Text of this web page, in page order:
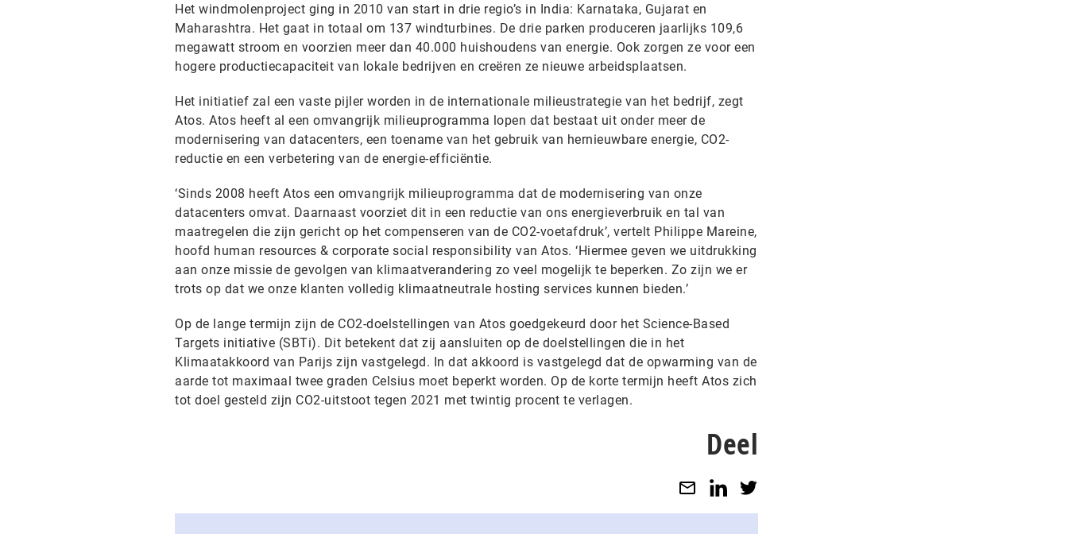
Het windmolenproject ging in 2010 van start in drie regio’s in India: Karnataka, Gujarat en
Maharashtra. Het gaat in totaal om 137 windturbines. De drie parken produceren jaarlijks 109,6
megawatt stroom en voorzien meer dan 40.000 huishoudens van energie. Ook zorgen ze voor een
hogere productiecapaciteit van lokale bedrijven en creëren ze nieuwe arbeidsplaatsen.
Het initiatief zal een vaste pijler worden in de internationale milieustrategie van het bedrijf, zegt
Atos. Atos heeft al een omvangrijk milieuprogramma lopen dat bestaat uit onder meer de
modernisering van datacenters, een toename van het gebruik van hernieuwbare energie, CO2-
reductie en een verbetering van de energie-efficiëntie.
‘Sinds 2008 heeft Atos een omvangrijk milieuprogramma dat de modernisering van onze
datacenters omvat. Daarnaast voorziet dit in een reductie van ons energieverbruik en tal van
maatregelen die zijn gericht op het compenseren van de CO2-voetafdruk’, vertelt Philippe Mareine,
hoofd human resources & corporate social responsibility van Atos. ‘Hiermee geven we uitdrukking
aan onze missie de gevolgen van klimaatverandering zo veel mogelijk te beperken. Zo zijn we er
trots op dat we onze klanten volledig klimaatneutrale hosting services kunnen bieden.’
Op de lange termijn zijn de CO2-doelstellingen van Atos goedgekeurd door het Science-Based
Targets initiative (SBTi). Dit betekent dat zij aansluiten op de doelstellingen die in het
Klimaatakkoord van Parijs zijn vastgelegd. In dat akkoord is vastgelegd dat de opwarming van de
aarde tot maximaal twee graden Celsius moet beperkt worden. Op de korte termijn heeft Atos zich
tot doel gesteld zijn CO2-uitstoot tegen 2021 met twintig procent te verlagen.
Deel